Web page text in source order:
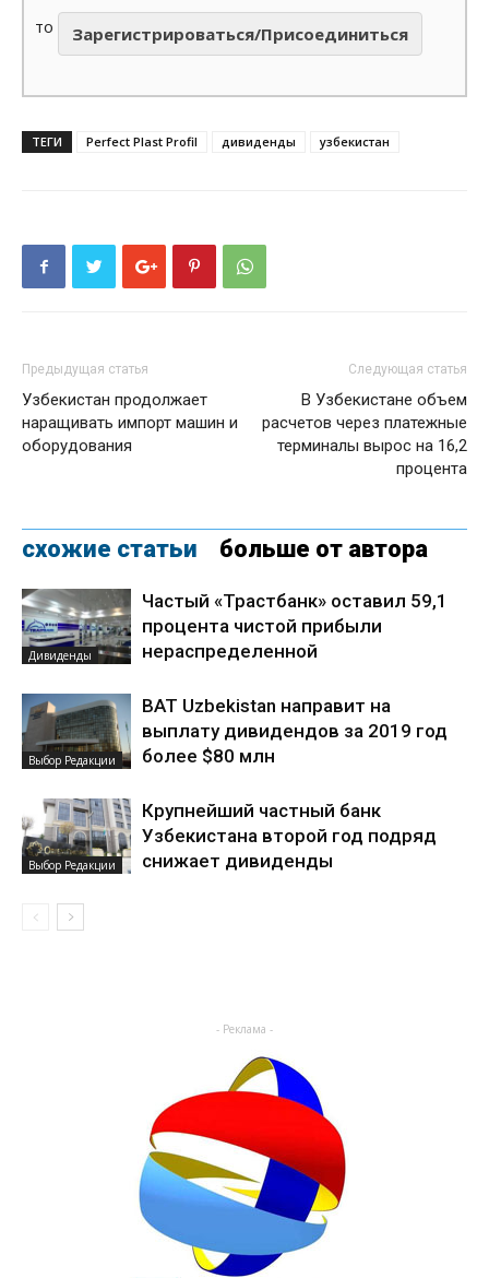
то
Зарегистрироваться/Присоединиться
ТЕГИ Perfect Plast Profil дивиденды узбекистан
Предыдущая статья
Узбекистан продолжает
наращивать импорт машин и
оборудования
Следующая статья
В Узбекистане объем
расчетов через платежные
терминалы вырос на 16,2
процента
схожие статьи больше от автора
Дивиденды
Частый «Трастбанк» оставил 59,1
процента чистой прибыли
нераспределенной
Выбор Редакции
BAT Uzbekistan направит на
выплату дивидендов за 2019 год
более $80 млн
Выбор Редакции
Крупнейший частный банк
Узбекистана второй год подряд
снижает дивиденды
- Реклама -